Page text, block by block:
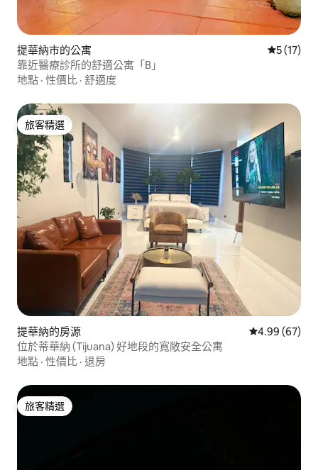
提華納市的公寓 從 17 則
5 (17)
靠近醫療診所的舒適公寓「B」
地點 · 性價比 · 舒適度
旅客精選
旅客精選
提華納的房源 從 67 則評價
4.99 (67)
位於蒂華納 (Tijuana) 好地段的寬敞安全公寓
地點 · 性價比 · 退房
旅客精選
旅客精選